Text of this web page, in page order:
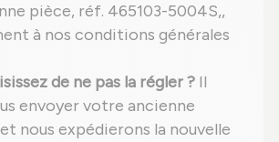
pièce, réf. 465103-5004S,,
à nos conditions générales
de ne pas la régler ? Il
envoyer votre ancienne
nous expédierons la nouvelle